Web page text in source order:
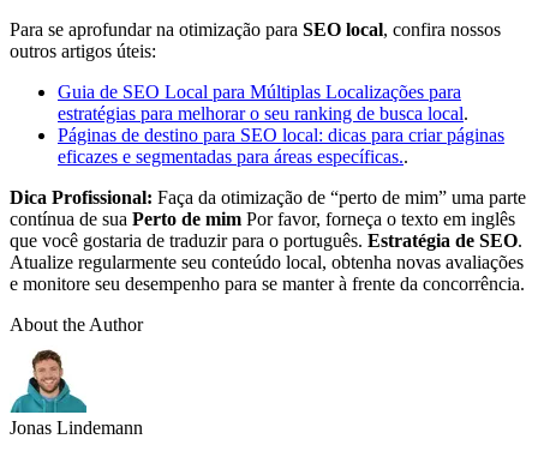
Para se aprofundar na otimização para SEO local, confira nossos
outros artigos úteis:
Guia de SEO Local para Múltiplas Localizações para
estratégias para melhorar o seu ranking de busca local.
Páginas de destino para SEO local: dicas para criar páginas
eficazes e segmentadas para áreas específicas..
Dica Profissional: Faça da otimização de “perto de mim” uma parte
contínua de sua Perto de mim Por favor, forneça o texto em inglês
que você gostaria de traduzir para o português. Estratégia de SEO.
Atualize regularmente seu conteúdo local, obtenha novas avaliações
e monitore seu desempenho para se manter à frente da concorrência.
About the Author
Jonas Lindemann